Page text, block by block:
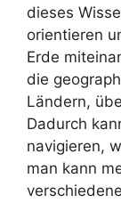
dieses
orientieren
Erde
die
Ländern,
Dadurch
navigieren,
man kann